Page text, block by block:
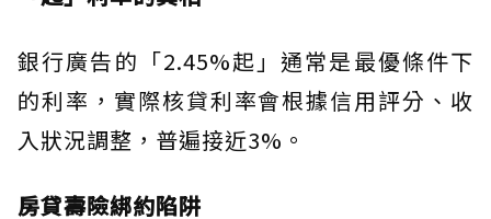
銀行廣告的「2.45%起」通常是最優條件下
的利率，實際核貸利率會根據信用評分、收
入狀況調整，普遍接近3%。
房貸壽險綁約陷阱